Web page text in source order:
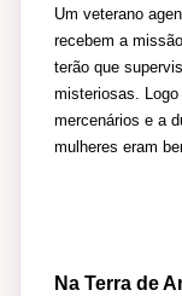
Um veterano
recebem a
terão que
misteriosas.
mercenários e a
mulheres eram
Na Terra de